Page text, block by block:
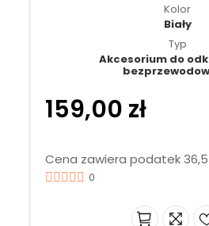
Kolor
Biały
Typ
Akcesorium do
159,00 zł
Cena zawiera podatek
0